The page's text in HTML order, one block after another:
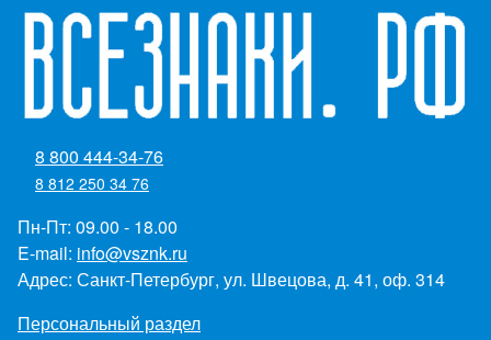
8 800 444-34-76
8 812 250 34 76
Пн-Пт: 09.00 - 18.00
E-mail: info@vsznk.ru
Адрес: Санкт-Петербург, ул. Швецова, д. 41, оф. 314
Персональный раздел